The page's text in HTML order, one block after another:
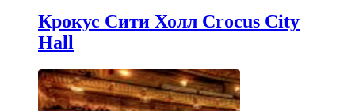
Крокус Сити Холл Crocus City
Hall